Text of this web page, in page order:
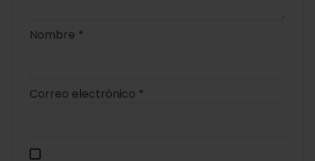
Nombre *
Correo electrónico *